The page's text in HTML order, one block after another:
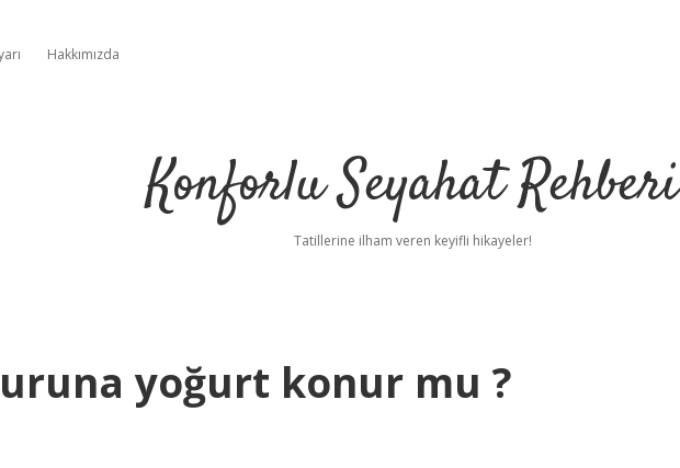
Hakkımızda
Konforlu Seyahat Rehberi
Tatillerine ilham veren keyifli hikayeler!
yoğurt konur mu ?